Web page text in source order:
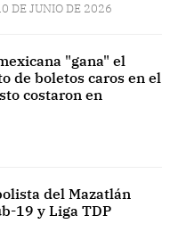
DE JUNIO DE 2026
"gana" el
de boletos caros en el
costaron en
del Mazatlán
19 y Liga TDP